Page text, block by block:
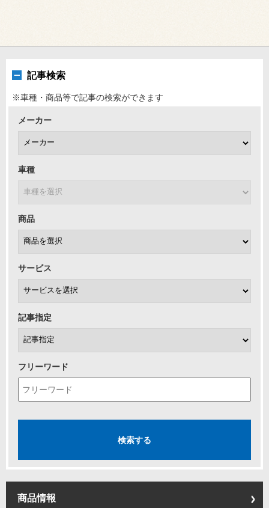
記事検索
※車種・商品等で記事の検索ができます
メーカー
車種
商品
サービス
記事指定
フリーワード
商品情報